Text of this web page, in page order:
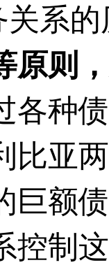
系
原则
各种
比亚
巨额
控制